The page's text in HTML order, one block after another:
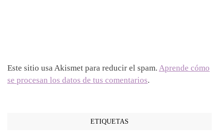
Este sitio usa Akismet para reducir el spam. Aprende cómo
se procesan los datos de tus comentarios.
ETIQUETAS